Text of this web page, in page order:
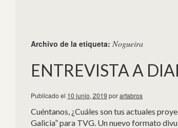
Archivo de la etiqueta: Nogueira
ENTREVISTA A
Publicado el 10 junio, 2019 porartabros
Cuéntanos, ¿Cuáles son tus actuales
Galicia” para TVG. Un nuevo formato